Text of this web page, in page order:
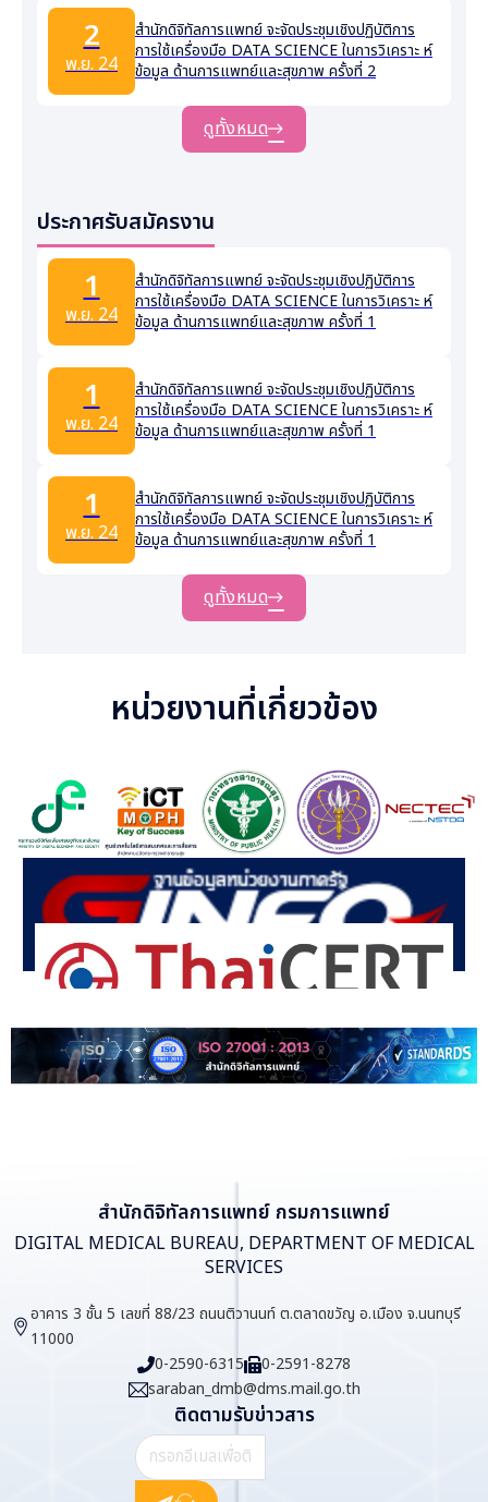
2
พ.ย. 24
สำนักดิจิทัลการแพทย์ จะจัดประชุมเชิงปฏิบัติการ
การใช้เครื่องมือ DATA SCIENCE ในการวิเคราะ ห์
ข้อมูล ด้านการแพทย์และสุขภาพ ครั้งที่ 2
ดูทั้งหมด
ประกาศรับสมัครงาน
1
พ.ย. 24
สำนักดิจิทัลการแพทย์ จะจัดประชุมเชิงปฏิบัติการ
การใช้เครื่องมือ DATA SCIENCE ในการวิเคราะ ห์
ข้อมูล ด้านการแพทย์และสุขภาพ ครั้งที่ 1
1
พ.ย. 24
สำนักดิจิทัลการแพทย์ จะจัดประชุมเชิงปฏิบัติการ
การใช้เครื่องมือ DATA SCIENCE ในการวิเคราะ ห์
ข้อมูล ด้านการแพทย์และสุขภาพ ครั้งที่ 1
1
พ.ย. 24
สำนักดิจิทัลการแพทย์ จะจัดประชุมเชิงปฏิบัติการ
การใช้เครื่องมือ DATA SCIENCE ในการวิเคราะ ห์
ข้อมูล ด้านการแพทย์และสุขภาพ ครั้งที่ 1
ดูทั้งหมด
หน่วยงานที่เกี่ยวข้อง
สำนักดิจิทัลการแพทย์ กรมการแพทย์
DIGITAL MEDICAL BUREAU, DEPARTMENT OF MEDICAL
SERVICES
อาคาร 3 ชั้น 5 เลขที่ 88/23 ถนนติวานนท์ ต.ตลาดขวัญ อ.เมือง จ.นนทบุรี
11000
0-2590-6315
0-2591-8278
saraban_dmb@dms.mail.go.th
ติดตามรับข่าวสาร